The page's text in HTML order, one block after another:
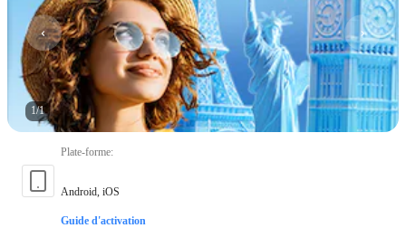
1/1
Plate-forme:
Android, iOS
Guide d'activation